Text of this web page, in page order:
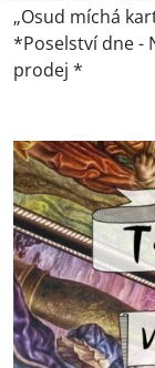
„Osud míchá
*Poselství dne -
prodej *